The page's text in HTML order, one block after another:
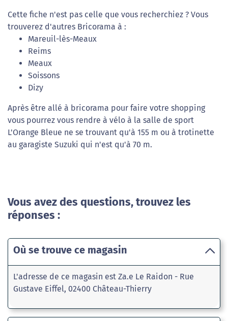
Cette fiche n'est pas celle que vous recherchiez ? Vous
trouverez d'autres Bricorama à :
Mareuil-lès-Meaux
Reims
Meaux
Soissons
Dizy
Après être allé à bricorama pour faire votre shopping
vous pourrez vous rendre à vélo à la salle de sport
L'Orange Bleue ne se trouvant qu'à 155 m ou à trotinette
au garagiste Suzuki qui n'est qu'à 70 m.
Vous avez des questions, trouvez les
réponses :
Où se trouve ce magasin
L'adresse de ce magasin est Za.e Le Raidon - Rue
Gustave Eiffel, 02400 Château-Thierry